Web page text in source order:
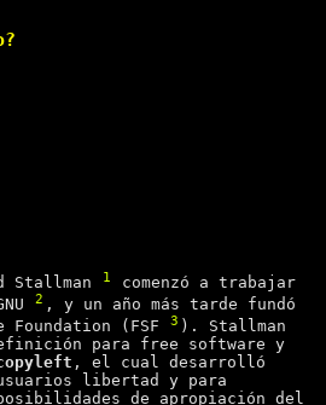
Stallman 1
comenzó a trabajar
2 , y un año más tarde fundó
Foundation (FSF
3 ). Stallman
para free software y
, el cual desarrolló
libertad y para
de apropiación del